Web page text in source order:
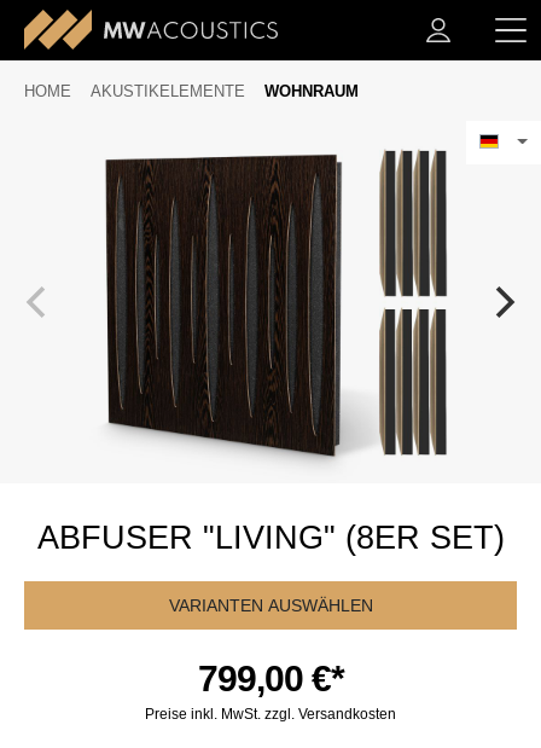
HOME AKUSTIKELEMENTE WOHNRAUM
ABFUSER "LIVING" (8ER SET)
VARIANTEN AUSWÄHLEN
799,00 €*
Preise inkl. MwSt. zzgl. Versandkosten